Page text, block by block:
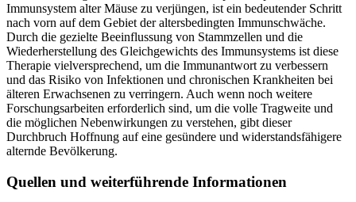
Immunsystem alter Mäuse zu verjüngen, ist ein bedeutender Schritt
nach vorn auf dem Gebiet der altersbedingten Immunschwäche.
Durch die gezielte Beeinflussung von Stammzellen und die
Wiederherstellung des Gleichgewichts des Immunsystems ist diese
Therapie vielversprechend, um die Immunantwort zu verbessern
und das Risiko von Infektionen und chronischen Krankheiten bei
älteren Erwachsenen zu verringern. Auch wenn noch weitere
Forschungsarbeiten erforderlich sind, um die volle Tragweite und
die möglichen Nebenwirkungen zu verstehen, gibt dieser
Durchbruch Hoffnung auf eine gesündere und widerstandsfähigere
alternde Bevölkerung.
Quellen und weiterführende Informationen